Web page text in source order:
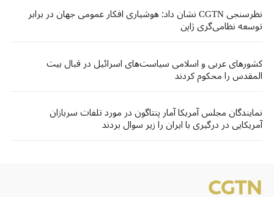
نظرسنجی CGTN نشان داد: هوشیاری افکار عمومی جهان در برابر
توسعه نظامی‌گری ژاپن
کشورهای عربی و اسلامی سیاست‌های اسرائیل در قبال بیت
المقدس را محکوم کردند
نمایندگان مجلس آمریکا آمار پنتاگون در مورد تلفات سربازان
آمریکایی در درگیری با ایران را زیر سوال بردند